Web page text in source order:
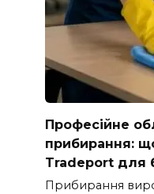
Професійне
прибирання:
Tradeport для
Прибирання